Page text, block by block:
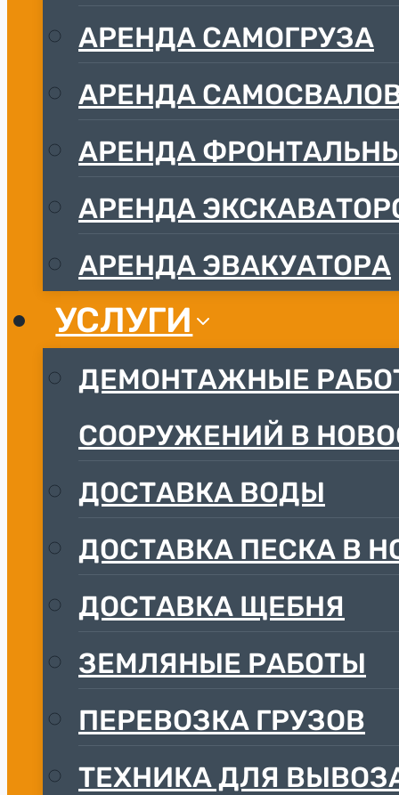
АРЕНДА САМОГРУЗА
АРЕНДА
АРЕНДА
АРЕНДА
АРЕНДА ЭВАКУАТОРА
УСЛУГИ
ДЕМОНТАЖНЫЕ
СООРУЖЕНИЙ В
ДОCТАВКА ВОДЫ
ДОСТАВКА ПЕСКА В
ДОСТАВКА ЩЕБНЯ
ЗЕМЛЯНЫЕ РАБОТЫ
ПЕРЕВОЗКА ГРУЗОВ
ТЕХНИКА ДЛЯ